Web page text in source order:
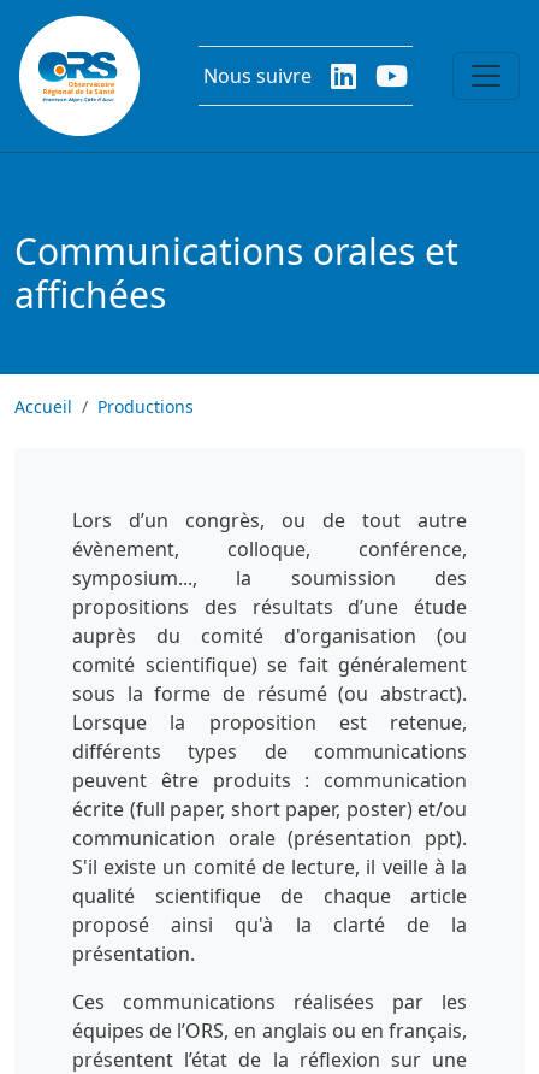
Aller au contenu principal
Nous suivre
Communications orales et
affichées
Accueil Productions
Lors d’un congrès, ou de tout autre
évènement, colloque, conférence,
symposium..., la soumission des
propositions des résultats d’une étude
auprès du comité d'organisation (ou
comité scientifique) se fait généralement
sous la forme de résumé (ou abstract).
Lorsque la proposition est retenue,
différents types de communications
peuvent être produits : communication
écrite (full paper, short paper, poster) et/ou
communication orale (présentation ppt).
S'il existe un comité de lecture, il veille à la
qualité scientifique de chaque article
proposé ainsi qu'à la clarté de la
présentation.
Ces communications réalisées par les
équipes de l’ORS, en anglais ou en français,
présentent l’état de la réflexion sur une